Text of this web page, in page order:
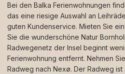
Bei den Balka Ferienwohnungen
das eine riesige Auswahl an
guten Kundenservice. Mieten Sie
Sie die wunderschöne Natur
Radwegenetz der Insel beginnt
Ferienwohnung entfernt. Nehmen
Radweg nach Nexø. Der Radweg ist